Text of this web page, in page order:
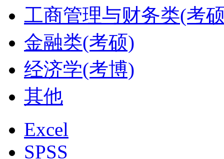
工商管理与财务类(考
金融类(考硕)
经济学(考博)
其他
Excel
SPSS